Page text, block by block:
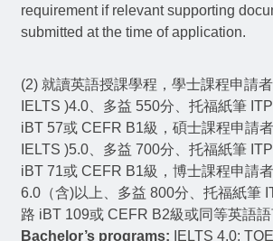
requirement if relevant supporting
submitted at the time of application.
(2) 就讀英語授課學程，學士課程申請
IELTS )4.0、多益 550分、托福紙筆
iBT 57或 CEFR B1級，碩士課程申請
IELTS )5.0、多益 700分、托福紙筆
iBT 71或 CEFR B1級，博士課程申請
6.0（含)以上、多益 800分、托福紙筆
路 iBT 109或 CEFR B2級或同等英語語
Bachelor’s programs: IELTS 4.0;